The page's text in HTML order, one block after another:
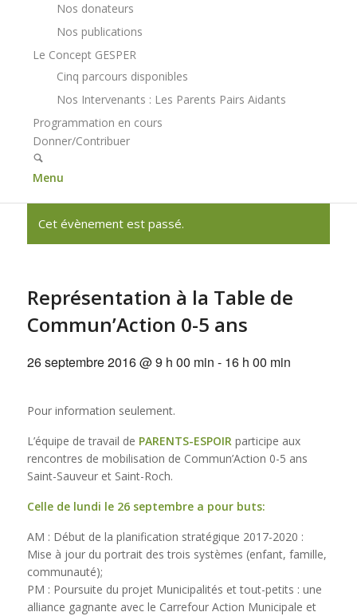
Nos donateurs
Nos publications
Le Concept GESPER
Cinq parcours disponibles
Nos Intervenants : Les Parents Pairs Aidants
Programmation en cours
Donner/Contribuer
Menu
Cet évènement est passé.
Représentation à la Table de
Commun’Action 0-5 ans
26 septembre 2016 @ 9 h 00 min - 16 h 00 min
Pour information seulement.
L’équipe de travail de PARENTS-ESPOIRparticipe aux
rencontres de mobilisation de Commun’Action 0-5 ans
Saint-Sauveur et Saint-Roch.
Celle de lundi le 26 septembre a pour buts:
AM : Début de la planification stratégique 2017-2020 :
Mise à jour du portrait des trois systèmes (enfant, famille,
communauté);
PM : Poursuite du projet Municipalités et tout-petits : une
alliance gagnante avec le Carrefour Action Municipale et